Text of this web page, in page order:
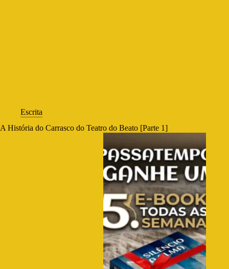
Escrita
A História do Carrasco do Teatro do Beato [Parte 1]